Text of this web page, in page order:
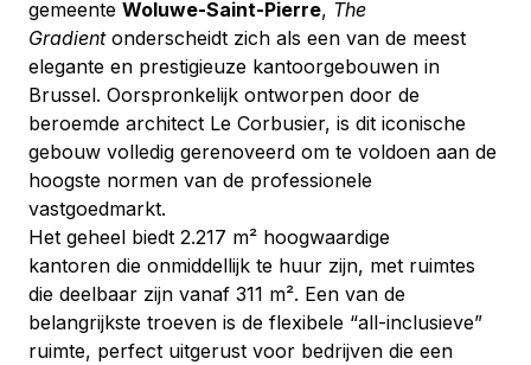
gemeente Woluwe-Saint-Pierre, The
Gradient onderscheidt zich als een van de meest
elegante en prestigieuze kantoorgebouwen in
Brussel. Oorspronkelijk ontworpen door de
beroemde architect Le Corbusier, is dit iconische
gebouw volledig gerenoveerd om te voldoen aan de
hoogste normen van de professionele
vastgoedmarkt.
Het geheel biedt 2.217 m² hoogwaardige
kantoren die onmiddellijk te huur zijn, met ruimtes
die deelbaar zijn vanaf 311 m². Een van de
belangrijkste troeven is de flexibele “all-inclusieve”
ruimte, perfect uitgerust voor bedrijven die een